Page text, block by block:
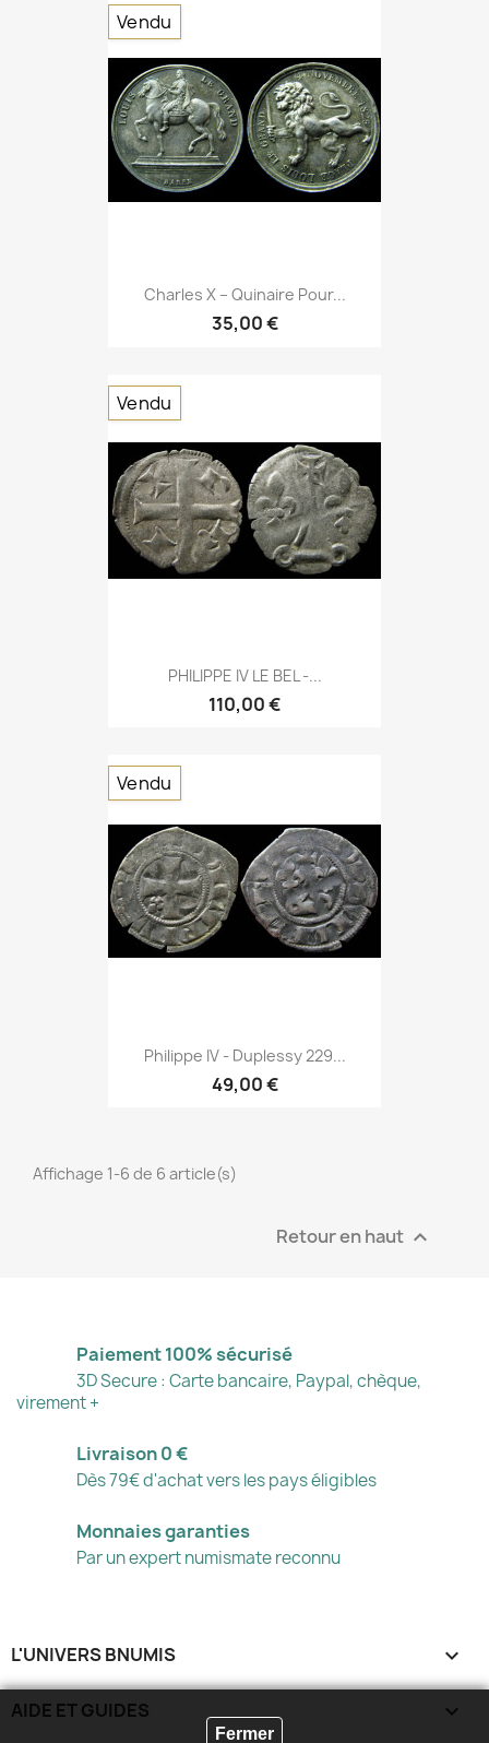
Charles X – Quinaire Pour...
35,00 €
Vendu
PHILIPPE IV LE BEL -...
110,00 €
Vendu
Philippe IV - Duplessy 229...
49,00 €
Vendu
Affichage 1-6 de 6 article(s)
Retour en haut 
Paiement 100% sécurisé
3D Secure : Carte bancaire, Paypal, chèque,
virement +
Livraison 0 €
Dès 79€ d'achat vers les pays éligibles
Monnaies garanties
Par un expert numismate reconnu
L'UNIVERS BNUMIS 
AIDE ET GUIDES 
Fermer